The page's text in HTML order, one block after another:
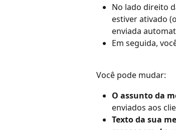
No lado direito
estiver ativado
enviada
Em seguida,
Você pode mudar:
O assunto da
enviados aos
Texto da sua